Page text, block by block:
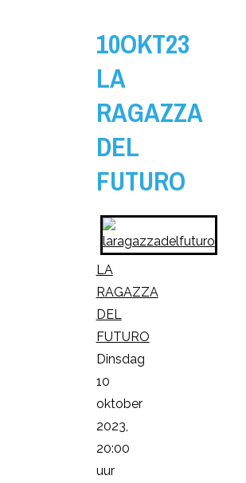
10OKT23
LA
RAGAZZA
DEL
FUTURO
LA
RAGAZZA
DEL
FUTURO
Dinsdag
10
oktober
2023,
20:00
uur